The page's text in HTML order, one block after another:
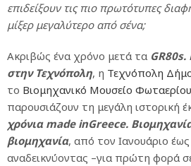
επιδείξουν τις πιο πρωτότυπες
μίξερ μεγαλύτερο από σένα;
Ακριβώς ένα χρόνο μετά τα GR80s.
στην Τεχνόπολη, η Τεχνόπολη
το Βιομηχανικό Μουσείο Φωταερίου
παρουσιάζουν τη μεγάλη ιστορική
χρόνια made inGreece.
βιομηχανία, από τον Ιανουάριο
αναδεικνύοντας –για πρώτη φορά